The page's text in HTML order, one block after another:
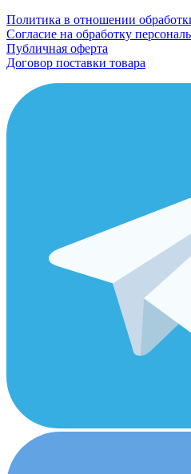
Политика в отношении
Согласие на обработку
Публичная оферта
Договор поставки товара